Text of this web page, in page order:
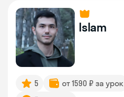
Islam
5 от 1590 ₽ за урок